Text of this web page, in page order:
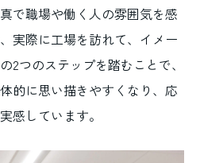
で職場や働く人の雰囲気を感
実際に工場を訪れて、イメー
2つのステップを踏むことで、
的に思い描きやすくなり、応
感しています。